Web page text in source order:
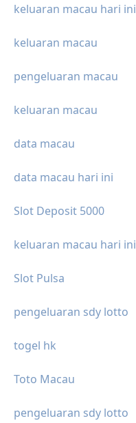
keluaran macau hari ini
keluaran macau
pengeluaran macau
keluaran macau
data macau
data macau hari ini
Slot Deposit 5000
keluaran macau hari ini
Slot Pulsa
pengeluaran sdy lotto
togel hk
Toto Macau
pengeluaran sdy lotto